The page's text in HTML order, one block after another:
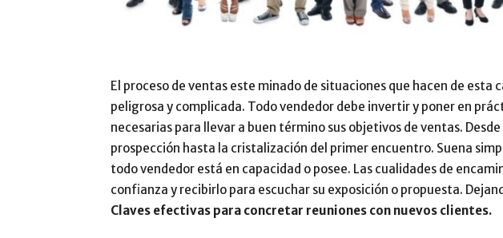
El proceso de ventas este minado de situaciones que hacen de esta
peligrosa y complicada. Todo vendedor debe invertir y poner en
necesarias para llevar a buen término sus objetivos de ventas.
prospección hasta la cristalización del primer encuentro. Suena
todo vendedor está en capacidad o posee. Las cualidades de
confianza y recibirlo para escuchar su exposición o propuesta.
Claves efectivas para concretar reuniones con nuevos clientes.